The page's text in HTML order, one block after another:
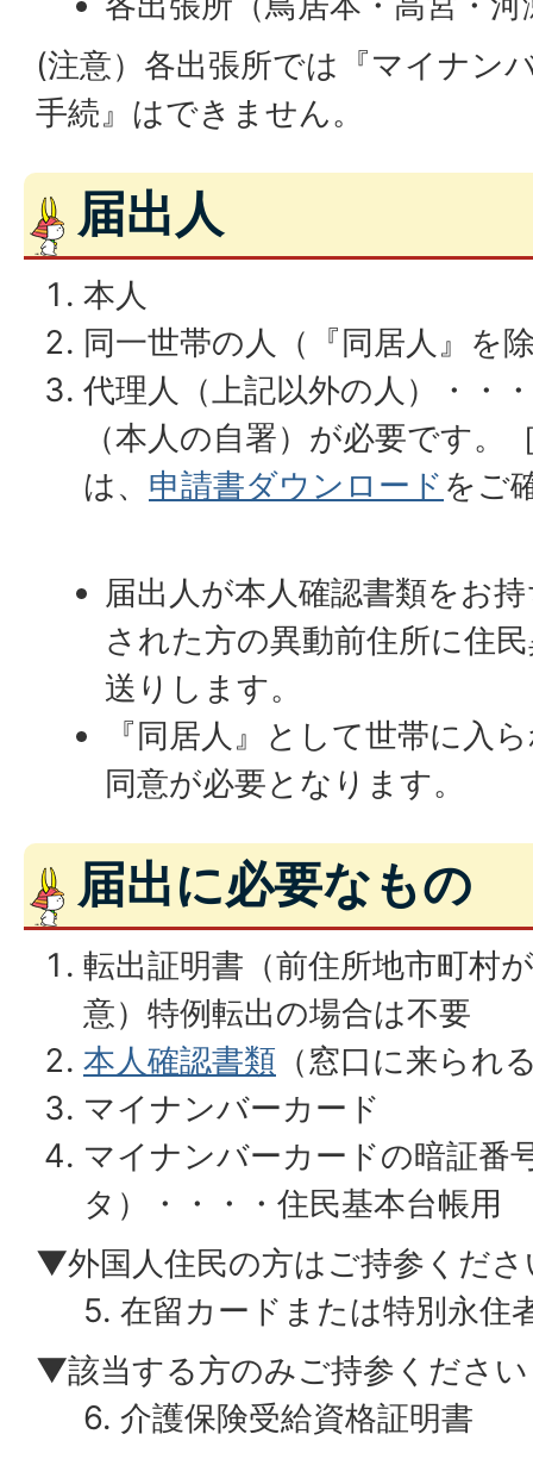
(注意）各出張所では『マイナン
手続』はできません。
届出人
本人
同一世帯の人（『同居人』を
代理人（上記以外の人）・・
（本人の自署）が必要です。
は、 申請書ダウンロード をご
届出人が本人確認書類をお
された方の異動前住所に住
送りします。
『同居人』として世帯に入
同意が必要となります。
届出に必要なもの
転出証明書（前住所地市町村
意）特例転出の場合は不要
本人確認書類 （窓口に来られ
マイナンバーカード
マイナンバーカードの暗証番
タ）・・・・住民基本台帳用
▼外国人住民の方はご持参くださ
5. 在留カードまたは特別永住
▼該当する方のみご持参ください
6. 介護保険受給資格証明書